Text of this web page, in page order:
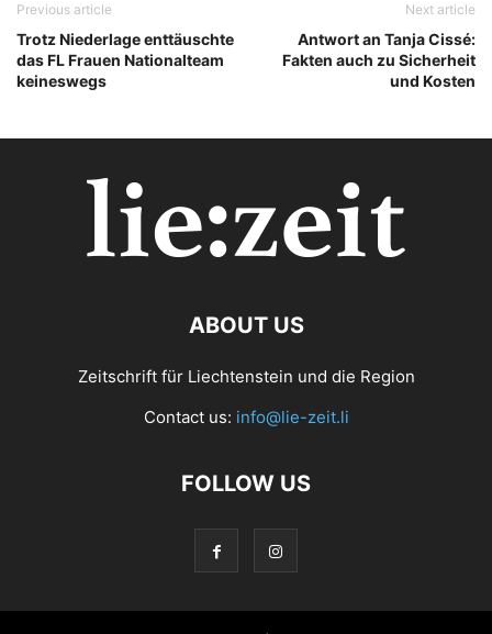
Previous article
Trotz Niederlage enttäuschte
das FL Frauen Nationalteam
keineswegs
Next article
Antwort an Tanja Cissé:
Fakten auch zu Sicherheit
und Kosten
ABOUT US
Zeitschrift für Liechtenstein und die Region
Contact us: info@lie-zeit.li
FOLLOW US